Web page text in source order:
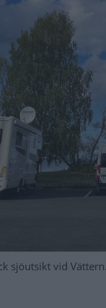
sjöutsikt vid